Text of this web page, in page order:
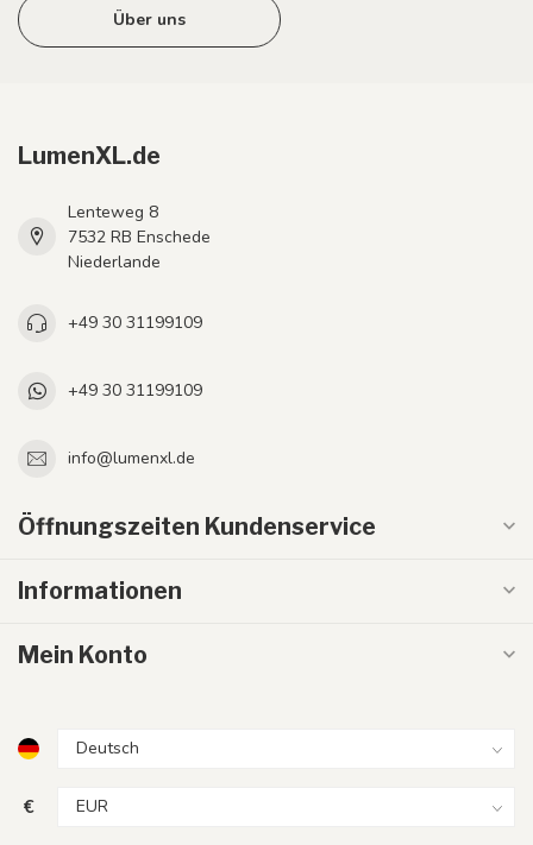
Über uns
LumenXL.de
Lenteweg 8
7532 RB Enschede
Niederlande
+49 30 31199109
+49 30 31199109
info@lumenxl.de
Öffnungszeiten Kundenservice
Informationen
Mein Konto
€